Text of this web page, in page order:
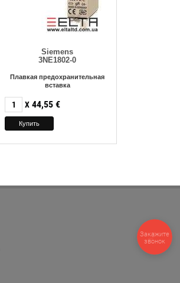
Siemens
3NE1802-0
Плавкая предохранительная
вставка
X 44,55 €
Закажите
звонок